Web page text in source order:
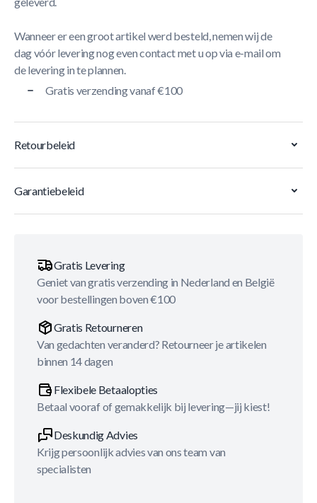
Wanneer er een groot artikel werd besteld, nemen wij de
dag vóór levering nog even contact met u op via e-mail om
de levering in te plannen.
Gratis verzending vanaf €100
Retourbeleid
Garantiebeleid
Gratis Levering
Geniet van gratis verzending in Nederland en België
voor bestellingen boven €100
Gratis Retourneren
Van gedachten veranderd? Retourneer je artikelen
binnen 14 dagen
Flexibele Betaalopties
Betaal vooraf of gemakkelijk bij levering—jij kiest!
Deskundig Advies
Krijg persoonlijk advies van ons team van
specialisten